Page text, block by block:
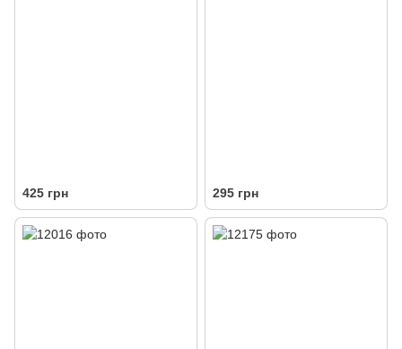
425 грн 295 грн